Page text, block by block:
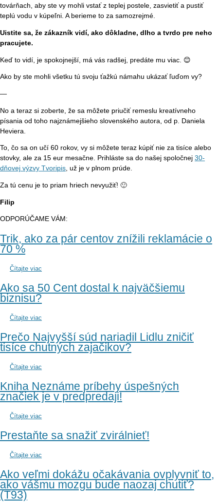
továrňach, aby ste vy mohli vstať z teplej postele, zasvietiť a pustiť
teplú vodu v kúpeľni. A berieme to za samozrejmé.
Uistite sa, že zákazník vidí, ako dôkladne, dlho a tvrdo pre neho
pracujete.
Keď to vidí, je spokojnejší, má vás radšej, predáte mu viac. 😊
Ako by ste mohli všetku tú svoju ťažkú námahu ukázať ľuďom vy?
—
No a teraz si zoberte, že sa môžete priučiť remeslu kreatívneho
písania od toho najznámejšieho slovenského autora, od p. Daniela
Heviera.
To, čo sa on učí 60 rokov, vy si môžete teraz kúpiť nie za tisíce alebo
stovky, ale za 15 eur mesačne. Prihláste sa do našej spoločnej 30-
dňovej výzvy Tvoripis, už je v plnom prúde.
Za tú cenu je to priam hriech nevyužiť! 🙂
Filip
ODPORÚČAME VÁM:
Trik, ako za pár centov znížili reklamácie o
70 %
Čítajte viac
Ako sa 50 Cent dostal k najväčšiemu
biznisu?
Čítajte viac
Prečo Najvyšší súd nariadil Lidlu zničiť
tisíce chutných zajačikov?
Čítajte viac
Kniha Neznáme príbehy úspešných
značiek je v predpredaji!
Čítajte viac
Prestaňte sa snažiť zvirálnieť!
Čítajte viac
Ako veľmi dokážu očakávania ovplyvniť to,
ako vášmu mozgu bude naozaj chutiť?
(T93)